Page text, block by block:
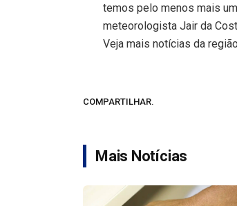
temos pelo menos mais
meteorologista Jair da
Veja mais notícias da
COMPARTILHAR.
Mais Notícias